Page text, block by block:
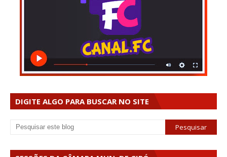
DIGITE ALGO PARA BUSCAR NO SITE